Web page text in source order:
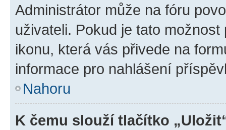
Administrátor může na fóru
uživateli. Pokud je tato
ikonu, která vás přivede na
informace pro nahlášení
Nahoru
K čemu slouží tlačítko